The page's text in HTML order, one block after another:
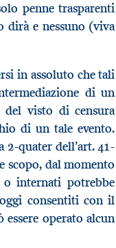
penne trasparenti
dirà e nessuno (viva
in assoluto che tali
di un
del visto di censura
di un tale evento.
2-quater dell’art. 41-
scopo, dal momento
internati potrebbe
consentiti con il
operato alcun